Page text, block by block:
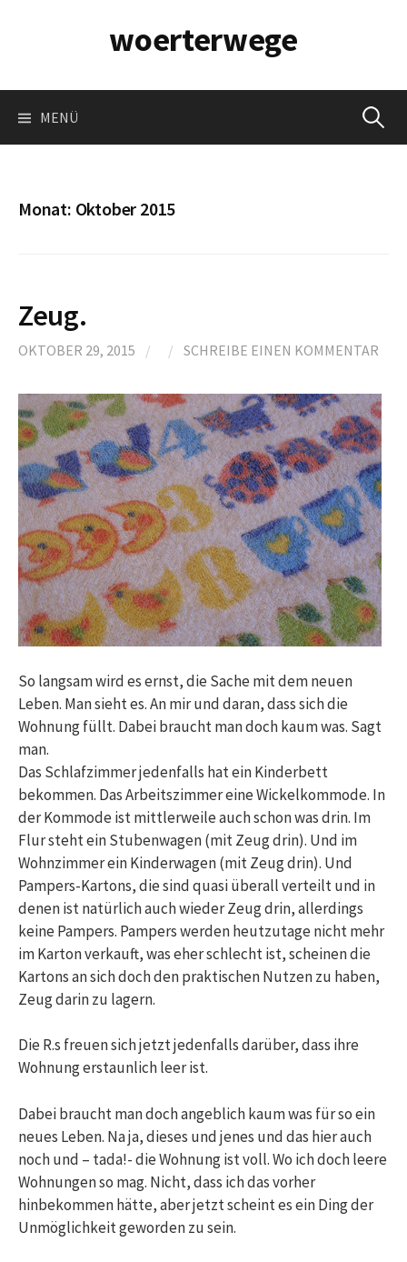
woerterwege
MENÜ Suchen
Monat: Oktober 2015
Zeug.
OKTOBER 29, 2015 / / SCHREIBE EINEN KOMMENTAR
So langsam wird es ernst, die Sache mit dem neuen
Leben. Man sieht es. An mir und daran, dass sich die
Wohnung füllt. Dabei braucht man doch kaum was. Sagt
man.
Das Schlafzimmer jedenfalls hat ein Kinderbett
bekommen. Das Arbeitszimmer eine Wickelkommode. In
der Kommode ist mittlerweile auch schon was drin. Im
Flur steht ein Stubenwagen (mit Zeug drin). Und im
Wohnzimmer ein Kinderwagen (mit Zeug drin). Und
Pampers-Kartons, die sind quasi überall verteilt und in
denen ist natürlich auch wieder Zeug drin, allerdings
keine Pampers. Pampers werden heutzutage nicht mehr
im Karton verkauft, was eher schlecht ist, scheinen die
Kartons an sich doch den praktischen Nutzen zu haben,
Zeug darin zu lagern.
Die R.s freuen sich jetzt jedenfalls darüber, dass ihre
Wohnung erstaunlich leer ist.
Dabei braucht man doch angeblich kaum was für so ein
neues Leben. Na ja, dieses und jenes und das hier auch
noch und – tada!- die Wohnung ist voll. Wo ich doch leere
Wohnungen so mag. Nicht, dass ich das vorher
hinbekommen hätte, aber jetzt scheint es ein Ding der
Unmöglichkeit geworden zu sein.